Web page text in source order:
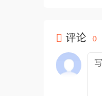
评论 0